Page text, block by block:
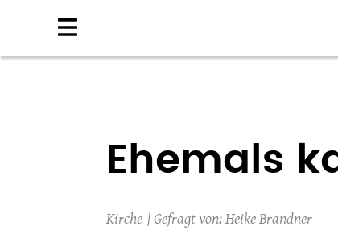
Ehemals
Kirche
Heike Brandner